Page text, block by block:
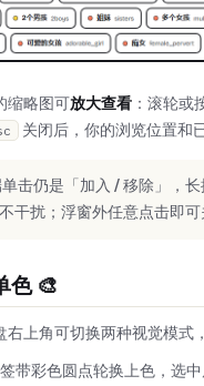
缩略图可放大查看 ：滚轮或
关闭后，你的浏览位置和
单击仍是「加入 / 移除」，
干扰；浮窗外任意点击即可
色 🎨
右上角可切换两种视觉模式
签带彩色圆点轮换上色，选